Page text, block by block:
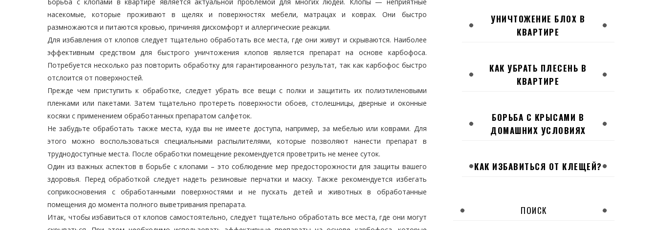
насекомые, которые проживают в щелях и поверхностях мебели, матрацах и коврах. Они быстро
размножаются и питаются кровью, причиняя дискомфорт и аллергические реакции.
Для избавления от клопов следует тщательно обработать все места, где они живут и скрываются. Наиболее
эффективным средством для быстрого уничтожения клопов является препарат на основе карбофоса.
Потребуется несколько раз повторить обработку для гарантированного результат, так как карбофос быстро
отслоится от поверхностей.
Прежде чем приступить к обработке, следует убрать все вещи с полки и защитить их полиэтиленовыми
пленками или пакетами. Затем тщательно протереть поверхности обоев, столешницы, дверные и оконные
косяки с применением обработанных препаратом салфеток.
Не забудьте обработать также места, куда вы не имеете доступа, например, за мебелью или коврами. Для
этого можно воспользоваться специальными распылителями, которые позволяют нанести препарат в
труднодоступные места. После обработки помещение рекомендуется проветрить не менее суток.
Один из важных аспектов в борьбе с клопами – это соблюдение мер предосторожности для защиты вашего
здоровья. Перед обработкой следует надеть резиновые перчатки и маску. Также рекомендуется избегать
соприкосновения с обработанными поверхностями и не пускать детей и животных в обработанные
помещения до момента полного выветривания препарата.
Итак, чтобы избавиться от клопов самостоятельно, следует тщательно обработать все места, где они могут
УНИЧТОЖЕНИЕ БЛОХ В
КВАРТИРЕ
КАК УБРАТЬ ПЛЕСЕНЬ В
КВАРТИРЕ
БОРЬБА С КРЫСАМИ В
ДОМАШНИХ УСЛОВИЯХ
КАК ИЗБАВИТЬСЯ ОТ КЛЕЩЕЙ?
ПОИСК